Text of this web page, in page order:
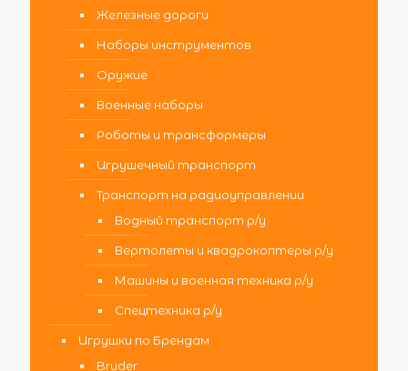
Железные дороги
Наборы инструментов
Оружие
Военные наборы
Роботы и трансформеры
Игрушечный транспорт
Транспорт на радиоуправлении
Водный транспорт р/у
Вертолеты и квадрокоптеры р/у
Машины и военная техника р/у
Спецтехника р/у
Игрушки по Брендам
Bruder